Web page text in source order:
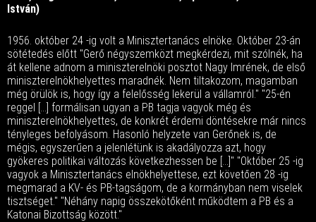
István)
1956. október 24 -ig volt a Minisztertanács elnöke. Október 23-án
sötétedés előtt "Gerő négyszemközt megkérdezi, mit szólnék, ha
át kellene adnom a miniszterelnöki posztot Nagy Imrének, de első
miniszterelnökhelyettes maradnék. Nem tiltakozom, magamban
még örülök is, hogy így a felelősség lekerül a vállamról." "25-én
reggel [...] formálisan ugyan a PB tagja vagyok még és
miniszterelnökhelyettes, de konkrét érdemi döntésekre már nincs
tényleges befolyásom. Hasonló helyzete van Gerőnek is, de
mégis, egyszerűen a jelenlétünk is akadályozza azt, hogy
gyökeres politikai változás következhessen be [...]" "Október 25 -ig
vagyok a Minisztertanács elnökhelyettese, ezt követően 28 -ig
megmarad a KV- és PB-tagságom, de a kormányban nem viselek
tisztséget." "Néhány napig összekötőként működtem a PB és a
Katonai Bizottság között."